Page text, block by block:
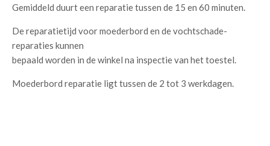
Gemiddeld duurt een reparatie tussen de 15 en 60 minuten.
De reparatietijd voor moederbord en de vochtschade-
reparaties kunnen
bepaald worden in de winkel na inspectie van het toestel.
Moederbord reparatie ligt tussen de 2 tot 3 werkdagen.